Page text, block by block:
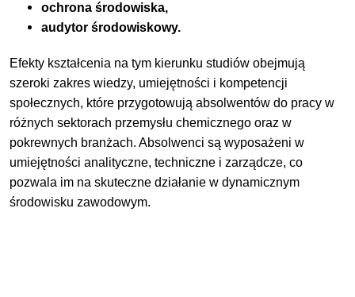
ochrona środowiska,
audytor środowiskowy.
Efekty kształcenia na tym kierunku studiów obejmują
szeroki zakres wiedzy, umiejętności i kompetencji
społecznych, które przygotowują absolwentów do pracy w
różnych sektorach przemysłu chemicznego oraz w
pokrewnych branżach. Absolwenci są wyposażeni w
umiejętności analityczne, techniczne i zarządcze, co
pozwala im na skuteczne działanie w dynamicznym
środowisku zawodowym.